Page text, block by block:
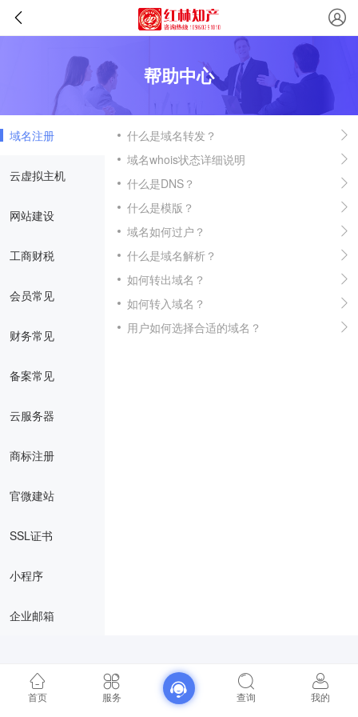
帮助中心
域名注册
云虚拟主机
网站建设
工商财税
会员常见
财务常见
备案常见
云服务器
商标注册
官微建站
SSL证书
小程序
企业邮箱
什么是域名转发？
域名whois状态详细说明
什么是DNS？
什么是模版？
域名如何过户？
什么是域名解析？
如何转出域名？
如何转入域名？
用户如何选择合适的域名？
首页 服务 查询 我的